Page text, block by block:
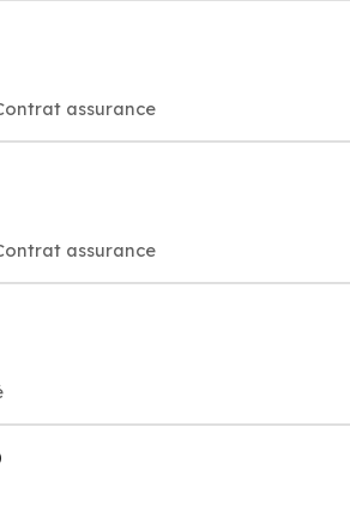
assurance
assurance